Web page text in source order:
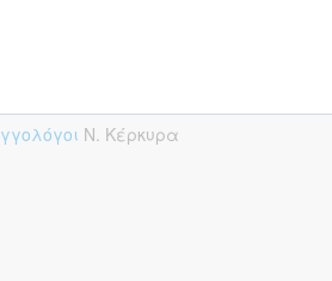
Ν. Κέρκυρα